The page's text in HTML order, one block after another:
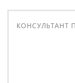
КОНСУЛЬТАНТ